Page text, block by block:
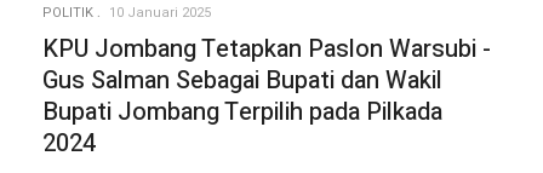
POLITIK 10 Januari 2025
KPU Jombang Tetapkan Paslon Warsubi -
Gus Salman Sebagai Bupati dan Wakil
Bupati Jombang Terpilih pada Pilkada
2024